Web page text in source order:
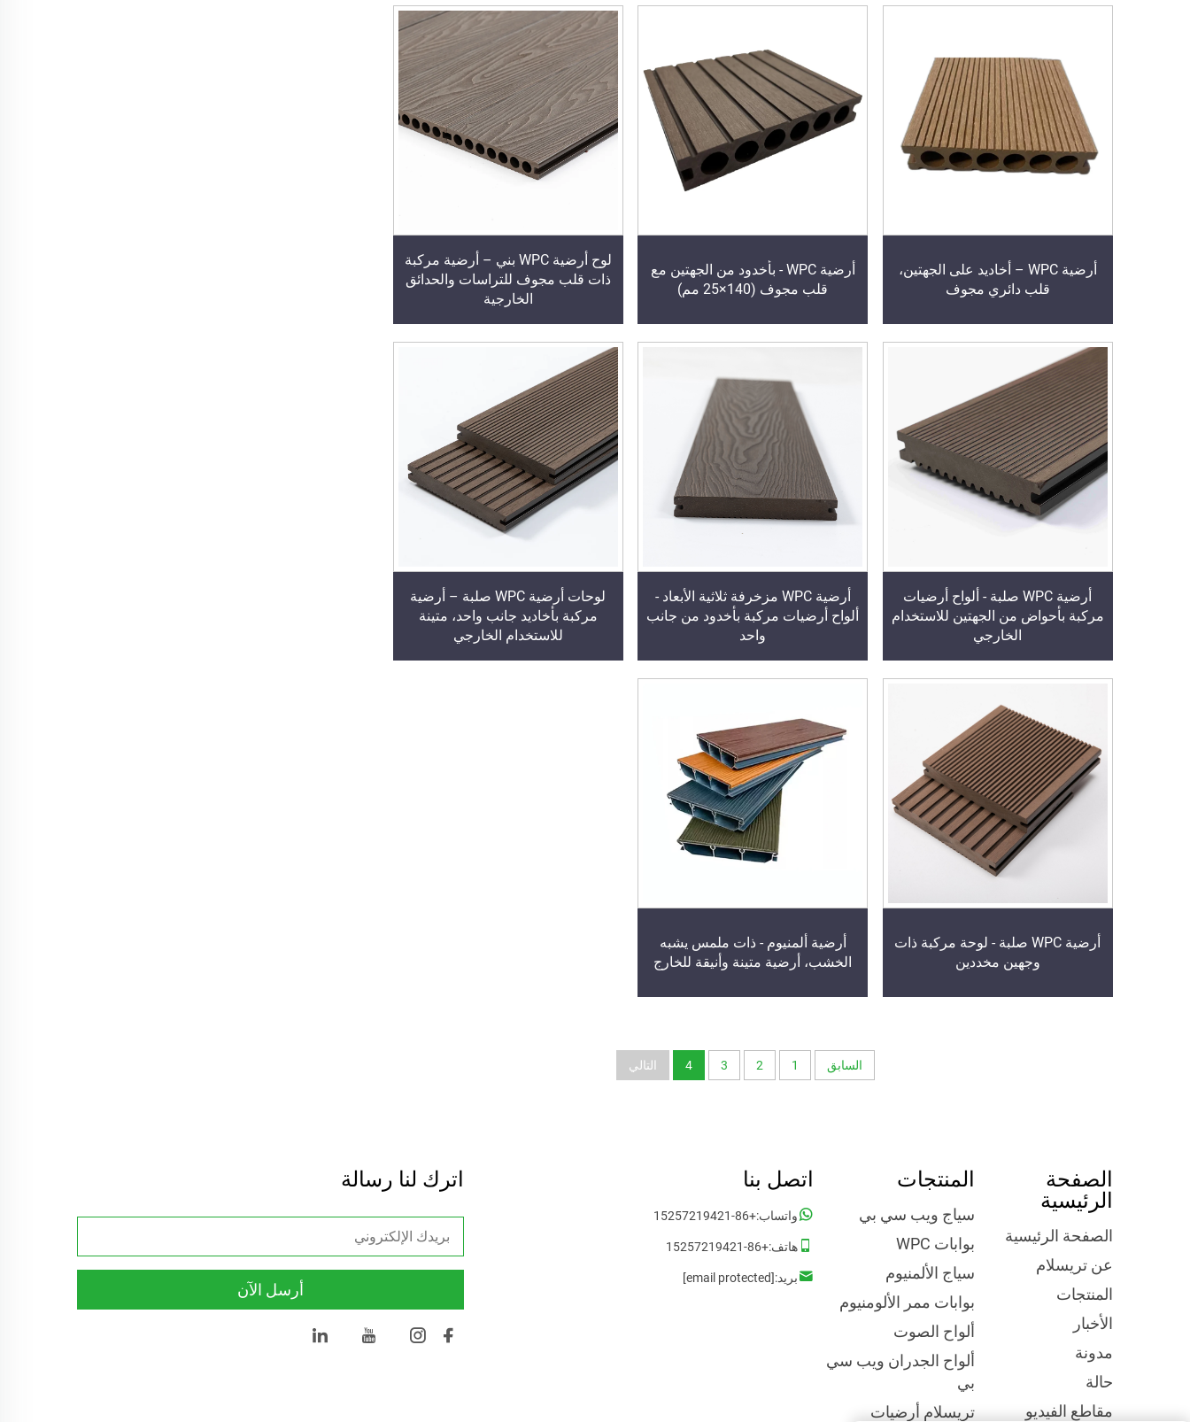
أرضية WPC – أخاديد على الجهتين،
قلب دائري مجوف
أرضية WPC - بأخدود من الجهتين مع
قلب مجوف (140×25 مم)
لوح أرضية WPC بني – أرضية مركبة
ذات قلب مجوف للتراسات والحدائق
الخارجية
أرضية WPC صلبة - ألواح أرضيات
مركبة بأحواض من الجهتين للاستخدام
الخارجي
أرضية WPC مزخرفة ثلاثية الأبعاد -
ألواح أرضيات مركبة بأخدود من جانب
واحد
لوحات أرضية WPC صلبة – أرضية
مركبة بأخاديد جانب واحد، متينة
للاستخدام الخارجي
أرضية WPC صلبة - لوحة مركبة ذات
وجهين مخددين
أرضية ألمنيوم - ذات ملمس يشبه
الخشب، أرضية متينة وأنيقة للخارج
السابق 1
2
3
4 التالي
الصفحة
الرئيسية
الصفحة الرئيسية
عن تريسلام
المنتجات
الأخبار
مدونة
حالة
مقاطع الفيديو
المنتجات
سياج ويب سي بي
بوابات WPC
سياج الألمنيوم
بوابات ممر الألومنيوم
ألواح الصوت
ألواح الجدران ويب سي
بي
تريسلام أرضيات
اتصل بنا
واتساب:+86-15257219421
هاتف:+86-15257219421
بريد:[email protected]
اترك لنا رسالة
أرسل الآن